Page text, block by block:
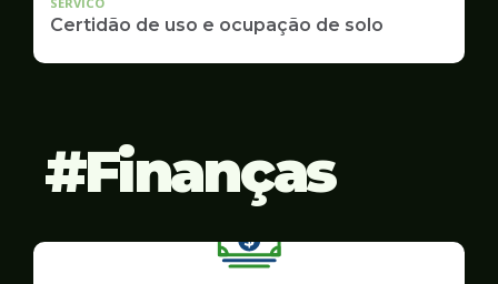
Certidão de uso e ocupação de solo
Finanças